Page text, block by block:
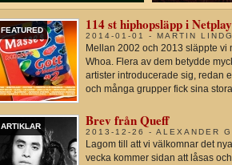
FEATURED 114 st hiphopsläpp i
2014-01-01 - MARTIN
Mellan 2002 och 2013 släppte
Whoa. Flera av dem betydde
artister introducerade sig, redan
och många grupper fick sina
ARTIKLAR Brev från Queff
2013-12-26 - ALEXANDER
Lagom till att vi välkomnar det
vecka kommer sidan att låsas